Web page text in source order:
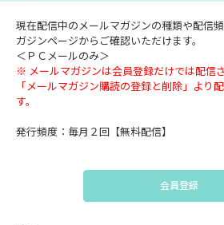
現在配信中のメールマガジンの種類や配信
ガジンページからご確認いただけます。
＜ＰＣメールのみ＞
※ メールマガジンは会員登録だけでは配信さ
「メールマガジン購読の登録と削除」より
す。
発行頻度：毎月２回【無料配信】
会員登録